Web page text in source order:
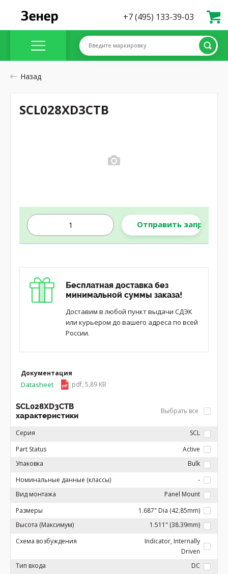
+7 (495) 133-39-03
Введите маркировку
Назад
Отправить запрос
Бесплатная доставка без
минимальной суммы заказа!
Доставим в любой пункт выдачи СДЭК
или курьером до вашего адреса по всей
России.
Документация
Datasheet pdf, 5,89 KB
SCL028XD3CTB
характеристики
Выбрать все
Серия
SCL
Part Status
Active
Упаковка
Bulk
Номинальные данные (классы)
-
Вид монтажа
Panel Mount
Размеры
1.687" Dia (42.85mm)
Высота (Максимум)
1.511" (38.39mm)
Схема возбуждения
Indicator, Internally
Driven
Тип входа
DC
SCL028XD3CTB